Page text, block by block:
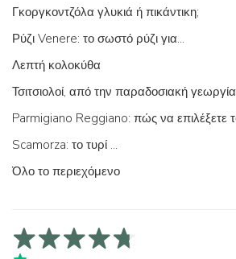
Γκοργκοντζόλα γλυκιά ή πικάντικη;
Ρύζι Venere: το σωστό ρύζι για...
Λεπτή κολοκύθα
Τσιτσιολοί, από την παραδοσιακή γεωργία
Scamorza: το τυρί ...
Όλο το περιεχόμενο